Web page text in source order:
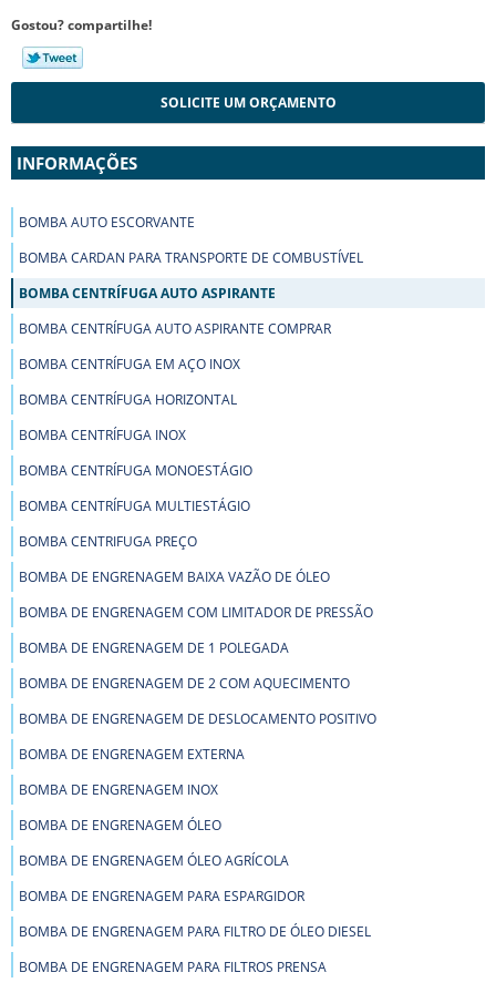
Gostou? compartilhe!
SOLICITE UM ORÇAMENTO
INFORMAÇÕES
BOMBA AUTO ESCORVANTE
BOMBA CARDAN PARA TRANSPORTE DE COMBUSTÍVEL
BOMBA CENTRÍFUGA AUTO ASPIRANTE
BOMBA CENTRÍFUGA AUTO ASPIRANTE COMPRAR
BOMBA CENTRÍFUGA EM AÇO INOX
BOMBA CENTRÍFUGA HORIZONTAL
BOMBA CENTRÍFUGA INOX
BOMBA CENTRÍFUGA MONOESTÁGIO
BOMBA CENTRÍFUGA MULTIESTÁGIO
BOMBA CENTRIFUGA PREÇO
BOMBA DE ENGRENAGEM BAIXA VAZÃO DE ÓLEO
BOMBA DE ENGRENAGEM COM LIMITADOR DE PRESSÃO
BOMBA DE ENGRENAGEM DE 1 POLEGADA
BOMBA DE ENGRENAGEM DE 2 COM AQUECIMENTO
BOMBA DE ENGRENAGEM DE DESLOCAMENTO POSITIVO
BOMBA DE ENGRENAGEM EXTERNA
BOMBA DE ENGRENAGEM INOX
BOMBA DE ENGRENAGEM ÓLEO
BOMBA DE ENGRENAGEM ÓLEO AGRÍCOLA
BOMBA DE ENGRENAGEM PARA ESPARGIDOR
BOMBA DE ENGRENAGEM PARA FILTRO DE ÓLEO DIESEL
BOMBA DE ENGRENAGEM PARA FILTROS PRENSA